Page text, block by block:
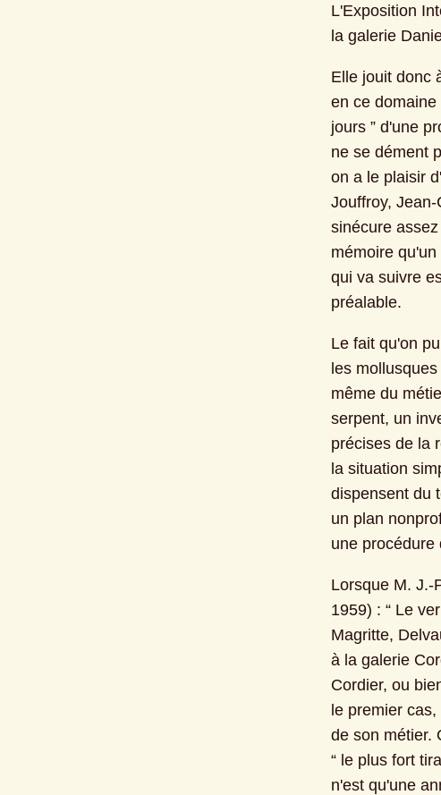
L'Exposition
la galerie
Elle jouit donc
en ce domaine
jours ” d'une
ne se dément
on a le plaisir
Jouffroy,
sinécure
mémoire
qui va suivre
préalable.
Le fait qu'on
les
même du
serpent, un
précises de la
la situation
dispensent du
un plan
une procédure
Lorsque M. J.-
1959) : “ Le
Magritte,
à la galerie
Cordier, ou
le premier
de son métier.
“ le plus fort
n'est qu'une